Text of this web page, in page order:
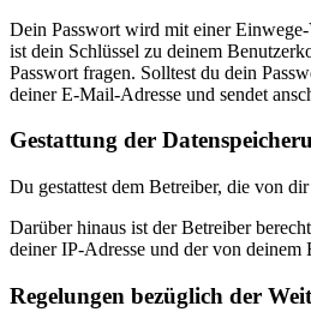
Dein Passwort wird mit einer Einwege-
ist dein Schlüssel zu deinem
Passwort fragen. Solltest du dein
deiner E-Mail-Adresse und sendet
Gestattung der
Du gestattest dem Betreiber, die von
Darüber hinaus ist der Betreiber
deiner IP-Adresse und der von
Regelungen bezüglich der